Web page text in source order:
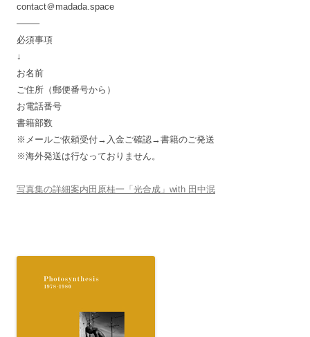
contact＠madada.space
——–
必須事項
↓
お名前
ご住所（郵便番号から）
お電話番号
書籍部数
※メールご依頼受付→入金ご確認→書籍のご発送
※海外発送は行なっておりません。
写真集の詳細案内田原桂一「光合成」with 田中泯